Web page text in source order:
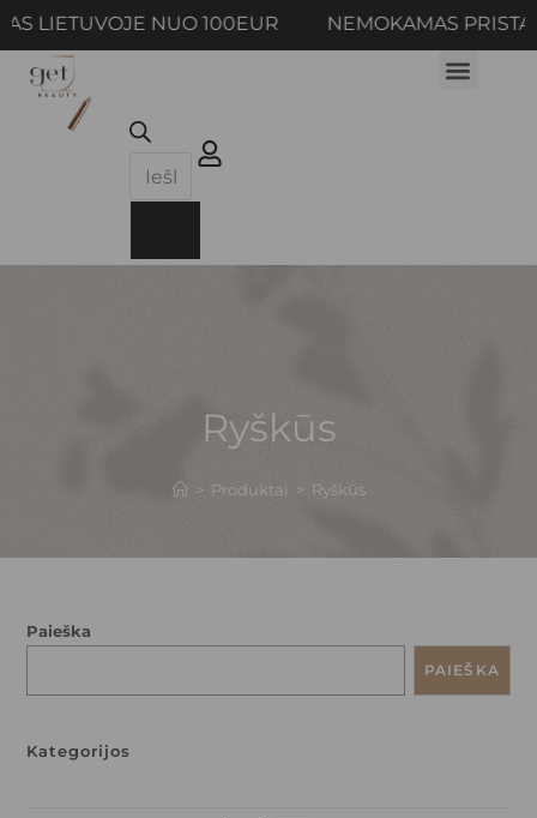
LIETUVOJE NUO 100EUR NEMOKAMAS
Ryškūs
> Produktai > Ryškūs
Paieška
PAIEŠKA
Kategorijos